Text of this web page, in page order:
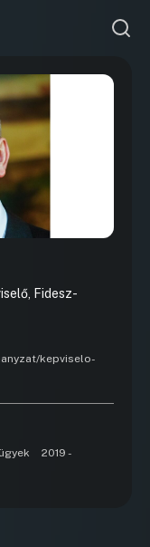
Fidesz-
kepviselo-
2019 -